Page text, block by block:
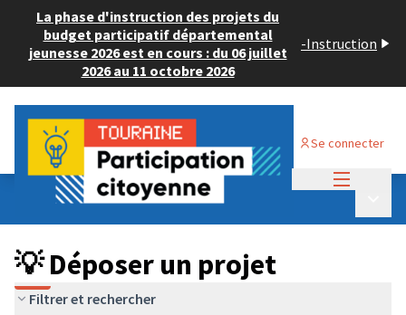
La phase d'instruction des projets du
budget participatif départemental
jeunesse 2026 est en cours : du 06 juillet
2026 au 11 octobre 2026
-Instruction
Se connecter
Budget Participatif ADULTE 2024
💡 Déposer un projet
💡 Déposer un projet
Filtrer et rechercher